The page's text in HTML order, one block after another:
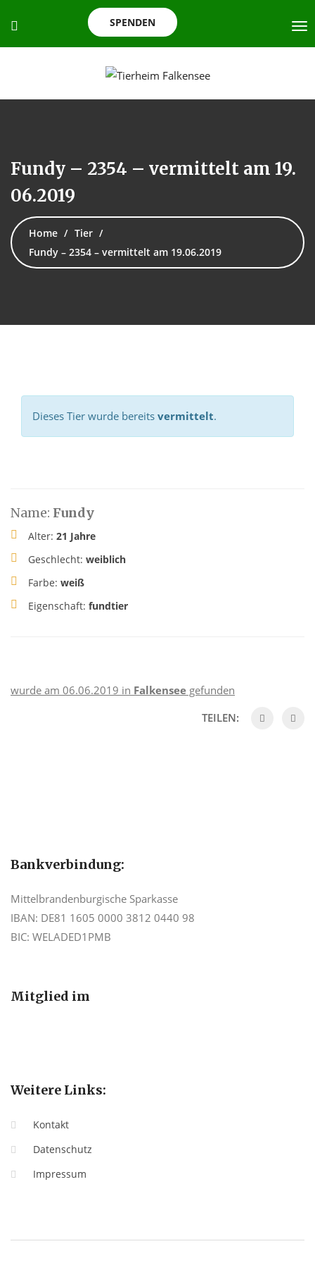
SPENDEN
Fundy – 2354 – vermittelt am 19.
06.2019
Home
Tier
Fundy – 2354 – vermittelt am 19.06.2019
Dieses Tier wurde bereits vermittelt.
Name: Fundy
Alter: 21 Jahre
Geschlecht: weiblich
Farbe: weiß
Eigenschaft: fundtier
wurde am 06.06.2019 in Falkensee gefunden
TEILEN:
Bankverbindung:
Mittelbrandenburgische Sparkasse
IBAN: DE81 1605 0000 3812 0440 98
BIC: WELADED1PMB
Mitglied im
Weitere Links:
Kontakt
Datenschutz
Impressum